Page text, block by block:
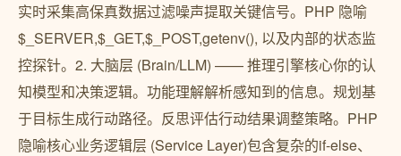
实时采集高保真数据过滤噪声提取关键信号。PHP 隐喻
$_SERVER,$_GET,$_POST,getenv(), 以及内部的状态监
控探针。2. 大脑层 (Brain/LLM) —— 推理引擎核心你的认
知模型和决策逻辑。功能理解解析感知到的信息。规划基
于目标生成行动路径。反思评估行动结果调整策略。PHP
隐喻核心业务逻辑层 (Service Layer)包含复杂的if-else、